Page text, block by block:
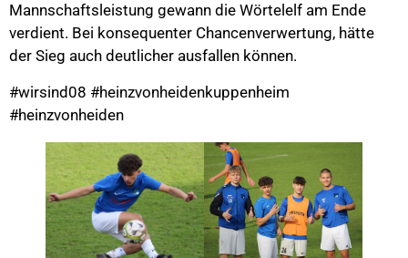
Mannschaftsleistung gewann die Wörtelelf am Ende
verdient. Bei konsequenter Chancenverwertung, hätte
der Sieg auch deutlicher ausfallen können.
#wirsind08 #heinzvonheidenkuppenheim
#heinzvonheiden